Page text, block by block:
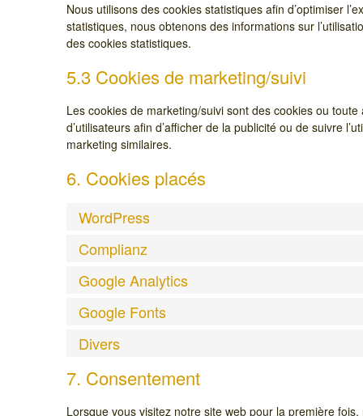
Nous utilisons des cookies statistiques afin d’optimiser
statistiques, nous obtenons des informations sur
des cookies statistiques.
5.3 Cookies de marketing/suivi
Les cookies de marketing/suivi sont des cookies ou
d’utilisateurs afin d’afficher de la publicité ou de suivre
marketing similaires.
6. Cookies placés
WordPress
Complianz
Google Analytics
Google Fonts
Divers
7. Consentement
Lorsque vous visitez notre site web pour la première